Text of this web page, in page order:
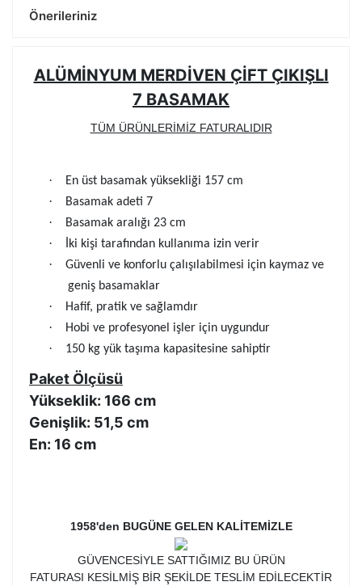
Önerileriniz
ALÜMİNYUM MERDİVEN ÇİFT ÇIKIŞLI
7 BASAMAK
TÜM ÜRÜNLERİMİZ FATURALIDIR
· En üst basamak yüksekliği 157 cm
· Basamak adeti 7
· Basamak aralığı 23 cm
· İki kişi tarafından kullanıma izin verir
·
Güvenli ve konforlu çalışılabilmesi için kaymaz ve
geniş basamaklar
· Hafif, pratik ve sağlamdır
· Hobi ve profesyonel işler için uygundur
· 150 kg yük taşıma kapasitesine sahiptir
Paket Ölçüsü
Yükseklik: 166 cm
Genişlik: 51,5 cm
En: 16 cm
1958'den BUGÜNE GELEN KALİTEMİZLE
GÜVENCESİYLE SATTIĞIMIZ BU ÜRÜN
FATURASI KESİLMİŞ BİR ŞEKİLDE TESLİM EDİLECEKTİR